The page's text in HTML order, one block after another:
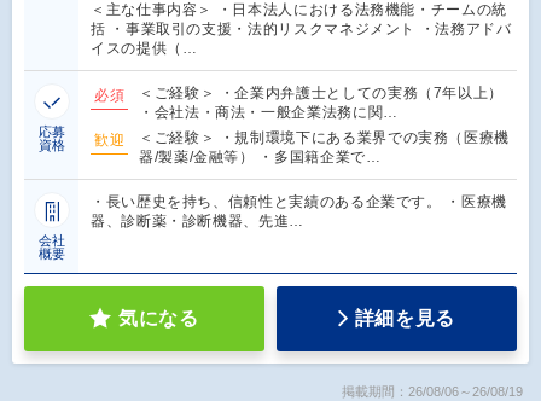
＜主な仕事内容＞ ・日本法人における法務機能・チームの統
括 ・事業取引の支援・法的リスクマネジメント ・法務アドバ
イスの提供（…
応募
資格
必須
＜ご経験＞ ・企業内弁護士としての実務（7年以上）
・会社法・商法・一般企業法務に関…
歓迎
＜ご経験＞ ・規制環境下にある業界での実務（医療機
器/製薬/金融等） ・多国籍企業で…
会社
概要
・長い歴史を持ち、信頼性と実績のある企業です。 ・医療機
器、診断薬・診断機器、先進…
気になる 詳細を見る
掲載期間：26/08/06～26/08/19